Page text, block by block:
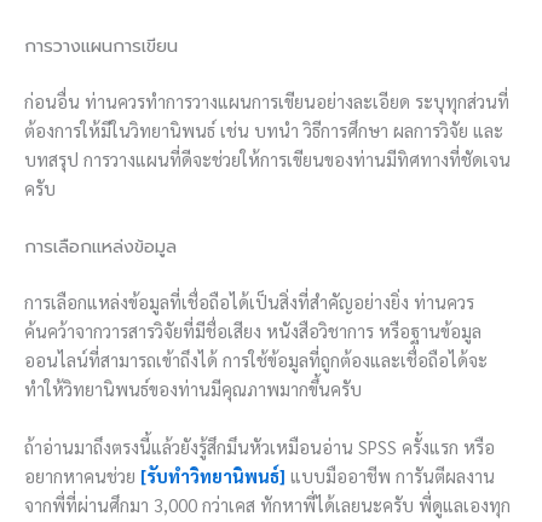
การวางแผนการเขียน
ก่อนอื่น ท่านควรทำการวางแผนการเขียนอย่างละเอียด ระบุทุกส่วนที่
ต้องการให้มีในวิทยานิพนธ์ เช่น บทนำ วิธีการศึกษา ผลการวิจัย และ
บทสรุป การวางแผนที่ดีจะช่วยให้การเขียนของท่านมีทิศทางที่ชัดเจน
ครับ
การเลือกแหล่งข้อมูล
การเลือกแหล่งข้อมูลที่เชื่อถือได้เป็นสิ่งที่สำคัญอย่างยิ่ง ท่านควร
ค้นคว้าจากวารสารวิจัยที่มีชื่อเสียง หนังสือวิชาการ หรือฐานข้อมูล
ออนไลน์ที่สามารถเข้าถึงได้ การใช้ข้อมูลที่ถูกต้องและเชื่อถือได้จะ
ทำให้วิทยานิพนธ์ของท่านมีคุณภาพมากขึ้นครับ
ถ้าอ่านมาถึงตรงนี้แล้วยังรู้สึกมึนหัวเหมือนอ่าน SPSS ครั้งแรก หรือ
อยากหาคนช่วย [รับทำวิทยานิพนธ์] แบบมืออาชีพ การันตีผลงาน
จากพี่ที่ผ่านศึกมา 3,000 กว่าเคส ทักหาพี่ได้เลยนะครับ พี่ดูแลเองทุก